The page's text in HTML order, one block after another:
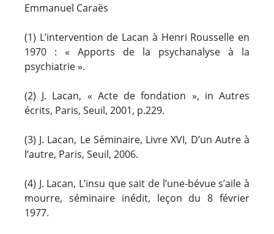
Emmanuel Caraës
(1) L’intervention de Lacan à Henri Rousselle en
1970 : « Apports de la psychanalyse à la
psychiatrie ».
(2) J. Lacan, « Acte de fondation », in Autres
écrits, Paris, Seuil, 2001, p.229.
(3) J. Lacan, Le Séminaire, Livre XVI, D’un Autre à
l’autre, Paris, Seuil, 2006.
(4) J. Lacan, L’insu que sait de l’une-bévue s’aile à
mourre, séminaire inédit, leçon du 8 février
1977.